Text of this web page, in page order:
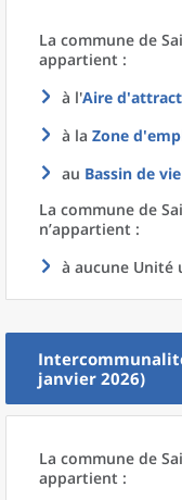
La commune de
appartient :
à l'Aire
à la Zone
au Bassin de
La commune de
n’appartient :
à aucune Unité
janvier 2026)
La commune de
appartient :